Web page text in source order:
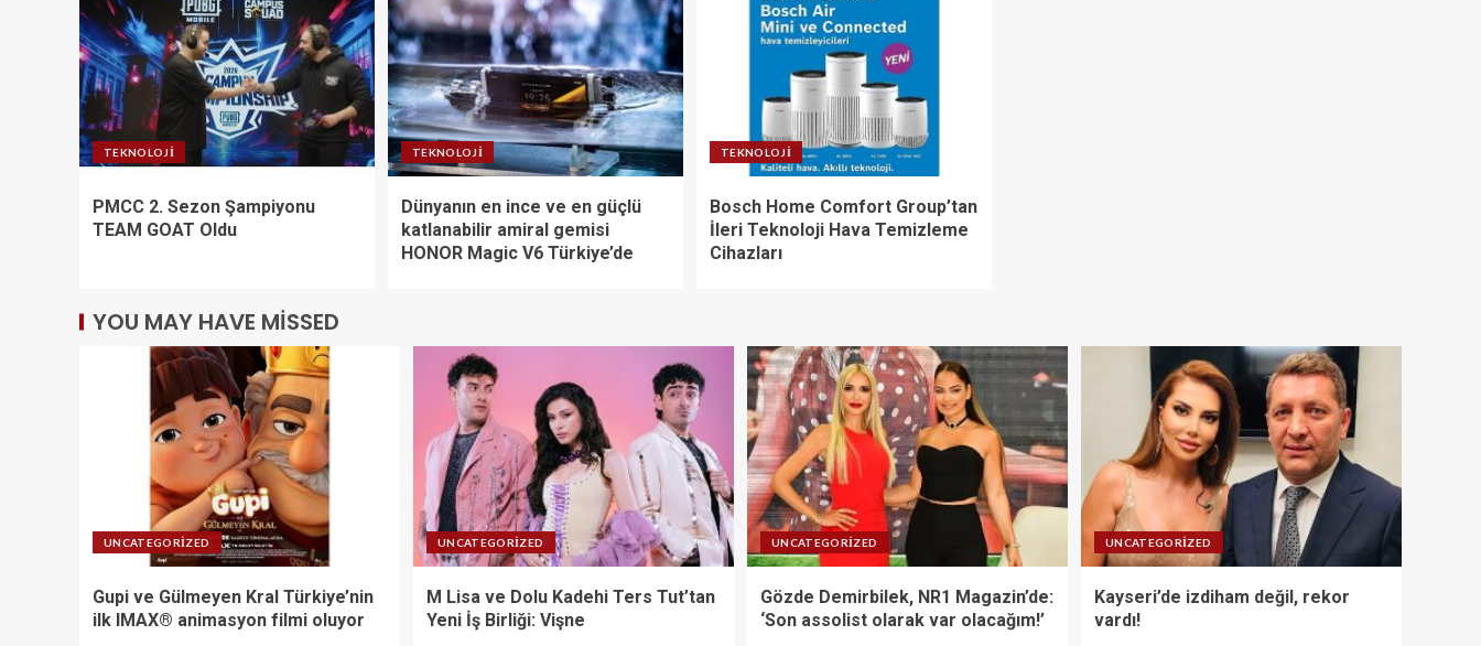
TEKNOLOJI
PMCC 2. Sezon Şampiyonu
TEAM GOAT Oldu
TEKNOLOJI
Dünyanın en ince ve en güçlü
katlanabilir amiral gemisi
HONOR Magic V6 Türkiye’de
TEKNOLOJI
Bosch Home Comfort Group’tan
İleri Teknoloji Hava Temizleme
Cihazları
YOU MAY HAVE MISSED
UNCATEGORIZED
Gupi ve Gülmeyen Kral Türkiye’nin
ilk IMAX® animasyon filmi oluyor
UNCATEGORIZED
M Lisa ve Dolu Kadehi Ters Tut’tan
Yeni İş Birliği: Vişne
UNCATEGORIZED
Gözde Demirbilek, NR1 Magazin’de:
‘Son assolist olarak var olacağım!’
UNCATEGORIZED
Kayseri’de izdiham değil, rekor
vardı!